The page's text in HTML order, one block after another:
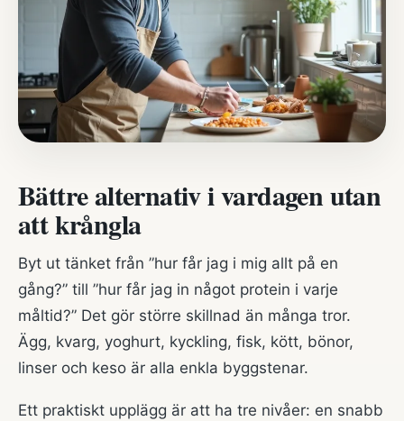
Bättre alternativ i vardagen utan
att krångla
Byt ut tänket från ”hur får jag i mig allt på en
gång?” till ”hur får jag in något protein i varje
måltid?” Det gör större skillnad än många tror.
Ägg, kvarg, yoghurt, kyckling, fisk, kött, bönor,
linser och keso är alla enkla byggstenar.
Ett praktiskt upplägg är att ha tre nivåer: en snabb